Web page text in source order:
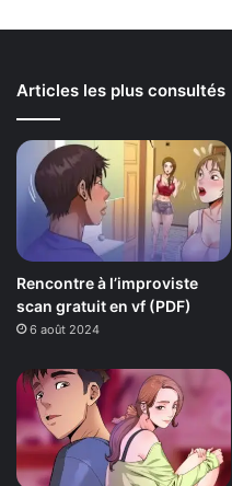
Articles les plus consultés
Rencontre à l’improviste
scan gratuit en vf (PDF)
6 août 2024